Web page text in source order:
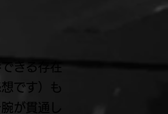
きる存在
です）も
が貫通し